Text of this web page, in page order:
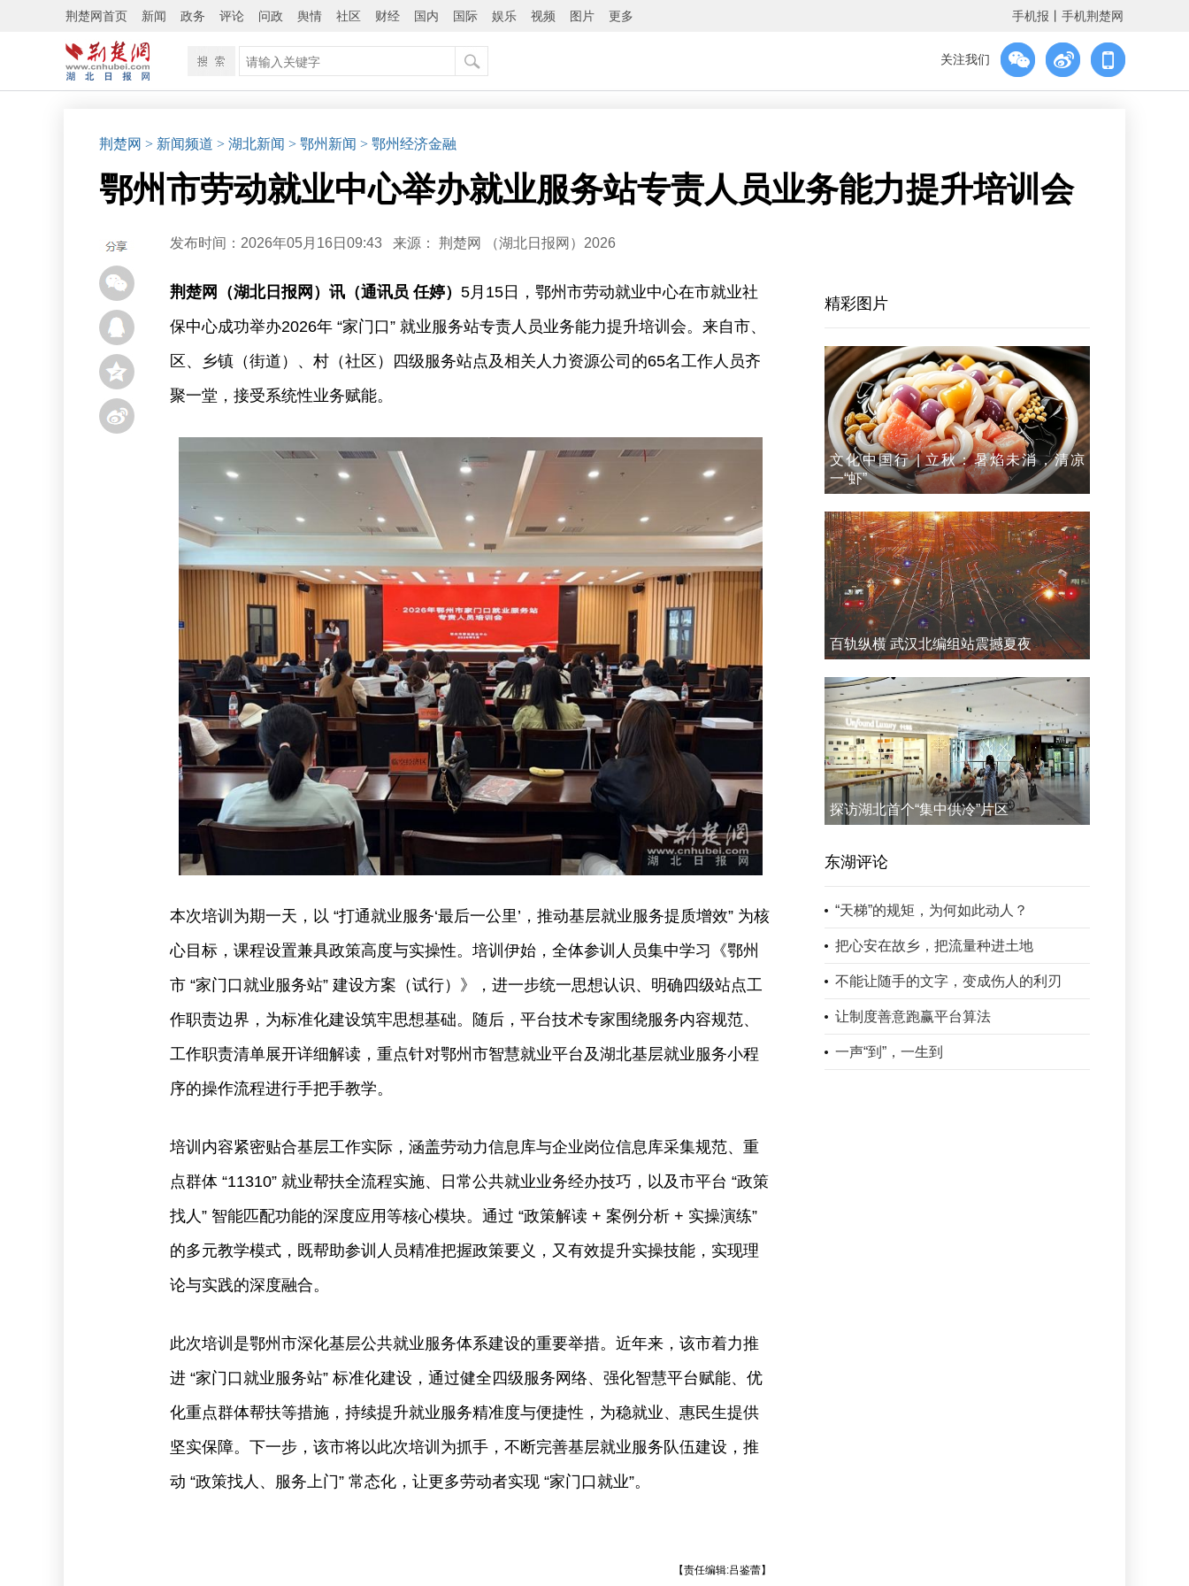
荆楚网首页 新闻 政务 评论 问政 舆情 社区 财经 国内 国际 娱乐 视频 图片 更多 手机报 手机荆楚网
关注我们
荆楚网 > 新闻频道 > 湖北新闻 > 鄂州新闻 > 鄂州经济金融
鄂州市劳动就业中心举办就业服务站专责人员业务能力提升培训会
发布时间：2026年05月16日09:43 来源： 荆楚网 ​（湖北日报网）2026
荆楚网（湖北日报网）讯（通讯员 任婷） 5月15日，鄂州市劳动就业中心在市就业社
保中心成功举办2026年 “家门口” 就业服务站专责人员业务能力提升培训会。来自市、
区、乡镇（街道）、村（社区）四级服务站点及相关人力资源公司的65名工作人员齐
聚一堂，接受系统性业务赋能。
本次培训为期一天，以 “打通就业服务‘最后一公里’，推动基层就业服务提质增效” 为核
心目标，课程设置兼具政策高度与实操性。培训伊始，全体参训人员集中学习《鄂州
市 “家门口就业服务站” 建设方案（试行）》，进一步统一思想认识、明确四级站点工
作职责边界，为标准化建设筑牢思想基础。随后，平台技术专家围绕服务内容规范、
工作职责清单展开详细解读，重点针对鄂州市智慧就业平台及湖北基层就业服务小程
序的操作流程进行手把手教学。
培训内容紧密贴合基层工作实际，涵盖劳动力信息库与企业岗位信息库采集规范、重
点群体 “11310” 就业帮扶全流程实施、日常公共就业业务经办技巧，以及市平台 “政策
找人” 智能匹配功能的深度应用等核心模块。通过 “政策解读 + 案例分析 + 实操演练”
的多元教学模式，既帮助参训人员精准把握政策要义，又有效提升实操技能，实现理
论与实践的深度融合。
此次培训是鄂州市深化基层公共就业服务体系建设的重要举措。近年来，该市着力推
进 “家门口就业服务站” 标准化建设，通过健全四级服务网络、强化智慧平台赋能、优
化重点群体帮扶等措施，持续提升就业服务精准度与便捷性，为稳就业、惠民生提供
坚实保障。下一步，该市将以此次培训为抓手，不断完善基层就业服务队伍建设，推
动 “政策找人、服务上门” 常态化，让更多劳动者实现 “家门口就业”。
【责任编辑:吕鉴蕾】
精彩图片
文化中国行 | 立秋：暑焰未消，清凉
一“虾”
百轨纵横 武汉北编组站震撼夏夜
探访湖北首个“集中供冷”片区
东湖评论
“天梯”的规矩，为何如此动人？
把心安在故乡，把流量种进土地
不能让随手的文字，变成伤人的利刃
让制度善意跑赢平台算法
一声“到”，一生到